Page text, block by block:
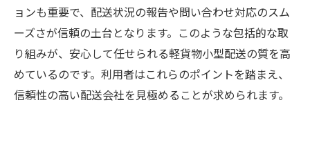
ョンも重要で、配送状況の報告や問い合わせ対応のスム
ーズさが信頼の土台となります。このような包括的な取
り組みが、安心して任せられる軽貨物小型配送の質を高
めているのです。利用者はこれらのポイントを踏まえ、
信頼性の高い配送会社を見極めることが求められます。